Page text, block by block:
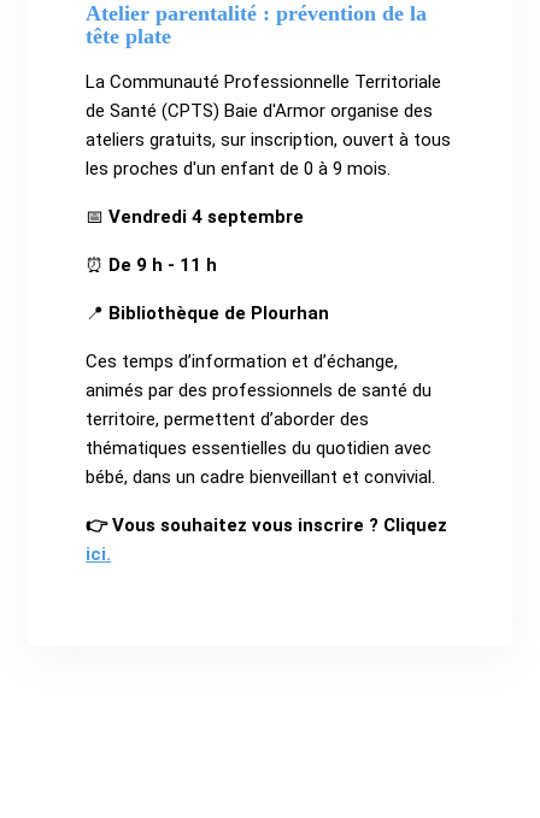
Atelier parentalité : prévention de la
tête plate
La Communauté Professionnelle Territoriale
de Santé (CPTS) Baie d'Armor organise des
ateliers gratuits, sur inscription, ouvert à tous
les proches d'un enfant de 0 à 9 mois.
📅Vendredi 4 septembre
⏰ De 9 h - 11 h
📍 Bibliothèque de Plourhan
Ces temps d’information et d’échange,
animés par des professionnels de santé du
territoire, permettent d’aborder des
thématiques essentielles du quotidien avec
bébé, dans un cadre bienveillant et convivial.
👉 Vous souhaitez vous inscrire ? Cliquez
ici.